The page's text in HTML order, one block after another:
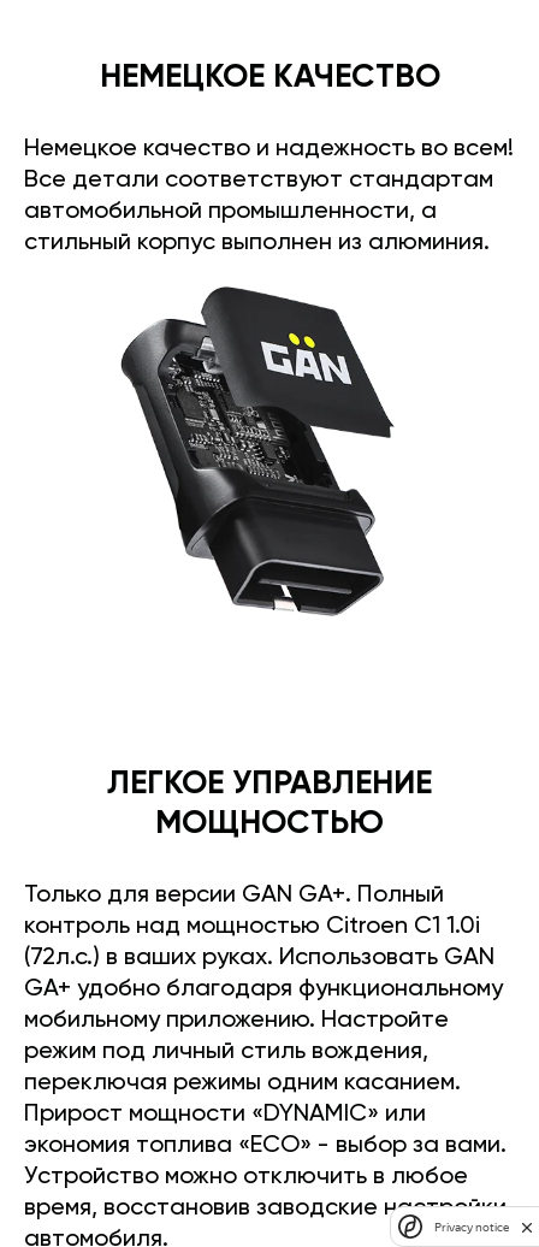
НЕМЕЦКОЕ КАЧЕСТВО
Немецкое качество и надежность во всем!
Все детали соответствуют стандартам
автомобильной промышленности, а
стильный корпус выполнен из алюминия.
ЛЕГКОЕ УПРАВЛЕНИЕ
МОЩНОСТЬЮ
Только для версии GAN GA+. Полный
контроль над мощностью Citroen C1 1.0i
(72л.с.) в ваших руках. Использовать GAN
GA+ удобно благодаря функциональному
мобильному приложению. Настройте
режим под личный стиль вождения,
переключая режимы одним касанием.
Прирост мощности «DYNAMIC» или
экономия топлива «ECO» - выбор за вами.
Устройство можно отключить в любое
время, восстановив заводские настройки
автомобиля.
Privacy notice